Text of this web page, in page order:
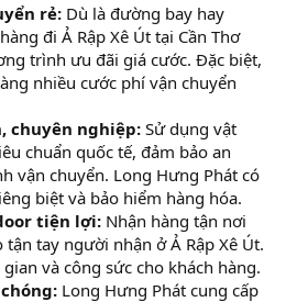
rẻ: Dù là đường bay hay
đi Ả Rập Xê Út tại Cần Thơ
trình ưu đãi giá cước. Đặc biệt,
nhiều cước phí vận chuyển
chuyên nghiệp: Sử dụng vật
chuẩn quốc tế, đảm bảo an
vận chuyển. Long Hưng Phát có
biệt và bảo hiểm hàng hóa.
tiện lợi: Nhận hàng tận nơi
tận tay người nhận ở Ả Rập Xê Út.
và công sức cho khách hàng.
Long Hưng Phát cung cấp